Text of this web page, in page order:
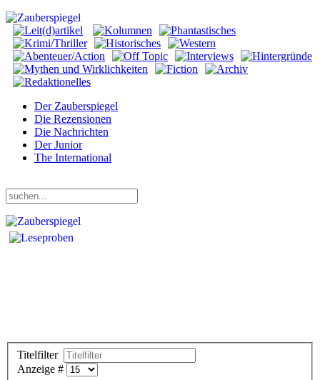
Der Zauberspiegel
Die Rezensionen
Die Nachrichten
Der Junior
The International
Titelfilter
Anzeige #